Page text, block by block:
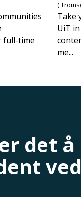
full-time
(
Take
UiT
me...
det å
ved